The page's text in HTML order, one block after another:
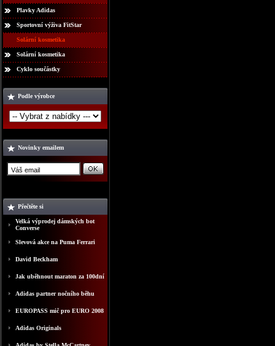
Plavky Adidas
Sportovní výživa FitStar
Solární kosmetika
Solární kosmetika
Cyklo součástky
Podle výrobce
Novinky emailem
Přečtěte si
Velká výprodej dámských bot
Converse
Slevová akce na Puma Ferrari
David Beckham
Jak uběhnout maraton za 100dní
Adidas partner nočního běhu
EUROPASS mič pro EURO 2008
Adidas Originals